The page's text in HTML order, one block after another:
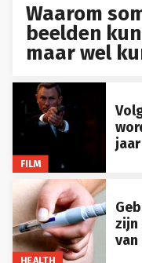
Waarom
beelden
maar wel
FILM
HEALTH
zijn
van